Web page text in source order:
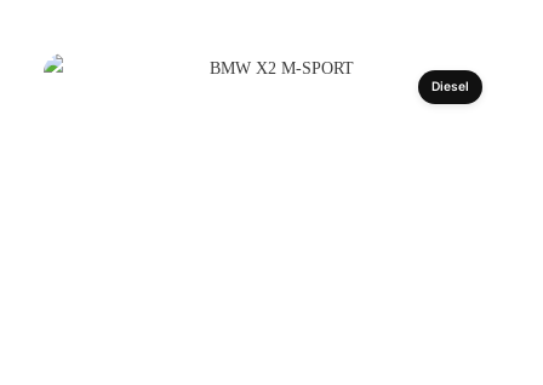
Diesel